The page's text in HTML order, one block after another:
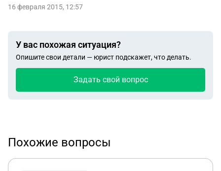
16 февраля 2015, 12:57
У вас похожая ситуация?
Опишите свои детали — юрист подскажет, что делать.
Задать свой вопрос
Похожие вопросы